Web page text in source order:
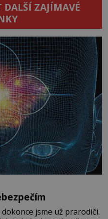
DALŠÍ ZAJÍMAVÉ
jsme už prarodiči.